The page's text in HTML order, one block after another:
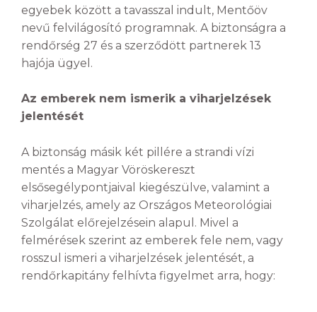
egyebek között a tavasszal indult, Mentőöv
nevű felvilágosító programnak. A biztonságra a
rendőrség 27 és a szerződött partnerek 13
hajója ügyel.
Az emberek nem ismerik a viharjelzések
jelentését
A biztonság másik két pillére a strandi vízi
mentés a Magyar Vöröskereszt
elsősegélypontjaival kiegészülve, valamint a
viharjelzés, amely az Országos Meteorológiai
Szolgálat előrejelzésein alapul. Mivel a
felmérések szerint az emberek fele nem, vagy
rosszul ismeri a viharjelzések jelentését, a
rendőrkapitány felhívta figyelmet arra, hogy: